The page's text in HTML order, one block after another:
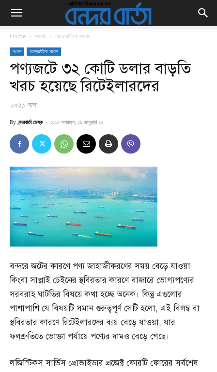
Home সংবাদ আন্তর্জাতিক সংবাদ
সংবাদ আন্তর্জাতিক সংবাদ
পণ্যজটে ৩২ কোটি ডলার বাড়তি
খরচ হয়েছে রিটেইলারদের
২০২১ সাল
By বন্দরবার্তা ডেস্ক - ২:২৩ অপরাহ্ন, ১১ জানুয়ারি ২২
বন্দরে জটের কারণে পণ্য জাহাজীকরণের সময় বেড়ে যাওয়া
কিংবা সাপ্লাই চেইনের স্থবিরতার কারণে বাজারে ভোগ্যপণ্যের
সরবরাহ ঘাটতির বিষয়ে কথা হচ্ছে অনেক। কিন্তু এগুলোর
পাশাপাশি যে বিষয়টি সমান গুরুত্বপূর্ণ সেটি হলো, এই বিলম্ব বা
স্থবিরতার কারণে রিটেইলারদের ব্যয় বেড়ে যাওয়া, যার
ফলশ্রুতিতে ভোক্তা পর্যায়ে পণ্যের দামও বেড়ে গেছে।
লজিস্টিকস সার্ভিস প্রোভাইডার প্রজেক্ট ফোরটি ফোরের সর্বশেষ